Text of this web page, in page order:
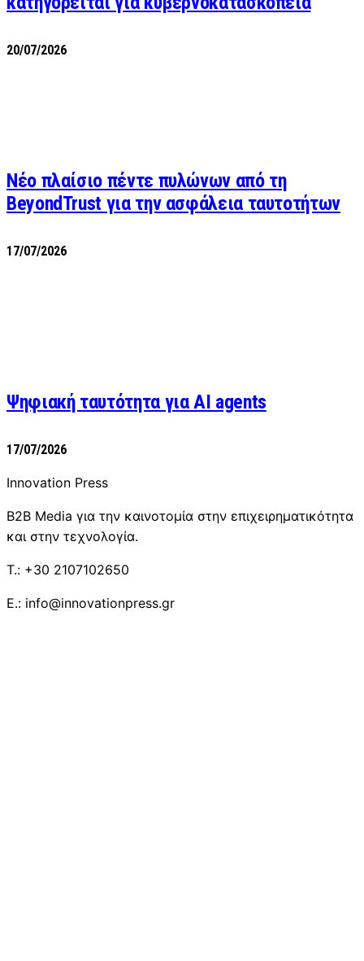
20/07/2026
Νέο πλαίσιο πέντε πυλώνων από τη
BeyondTrust για την ασφάλεια ταυτοτήτων
17/07/2026
Ψηφιακή ταυτότητα για AI agents
17/07/2026
Innovation Press
B2B Media για την καινοτομία στην επιχειρηματικότητα
και στην τεχνολογία.
T.: +30 2107102650
E.: info@innovationpress.gr